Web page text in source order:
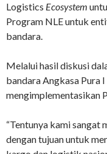
Logistics Ecosystem
Program NLE untuk
bandara.
Melalui hasil diskusi
bandara Angkasa Pura
mengimplementasikan
“Tentunya kami sangat
dengan tujuan untuk